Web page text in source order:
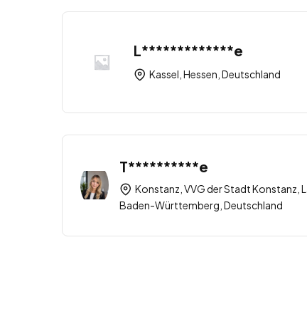
L*************e
Kassel, Hessen, Deutschland
T**********e
Konstanz, VVG der Stadt Konstanz,
Baden-Württemberg, Deutschland